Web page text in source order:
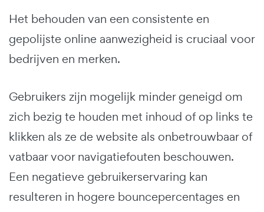
Het behouden van een consistente en
gepolijste online aanwezigheid is cruciaal voor
bedrijven en merken.
Gebruikers zijn mogelijk minder geneigd om
zich bezig te houden met inhoud of op links te
klikken als ze de website als onbetrouwbaar of
vatbaar voor navigatiefouten beschouwen.
Een negatieve gebruikerservaring kan
resulteren in hogere bouncepercentages en